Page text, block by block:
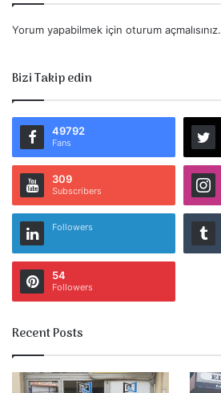
Yorum yapabilmek için oturum açmalısınız.
Bizi Takip edin
49792
Fans
309
Subscribers
Followers
54
Followers
Recent Posts